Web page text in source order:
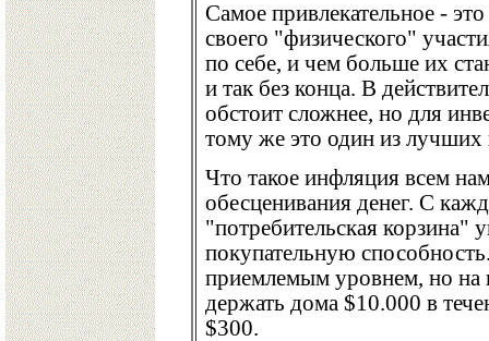
Самое привлекательное -
своего "физического"
по себе, и чем больше их
и так без конца. В
обстоит сложнее, но для
тому же это один из
Что такое инфляция всем
обесценивания денег. С
"потребительская корзина"
покупательную
приемлемым уровнем, но на
держать дома $10.000 в
$300.